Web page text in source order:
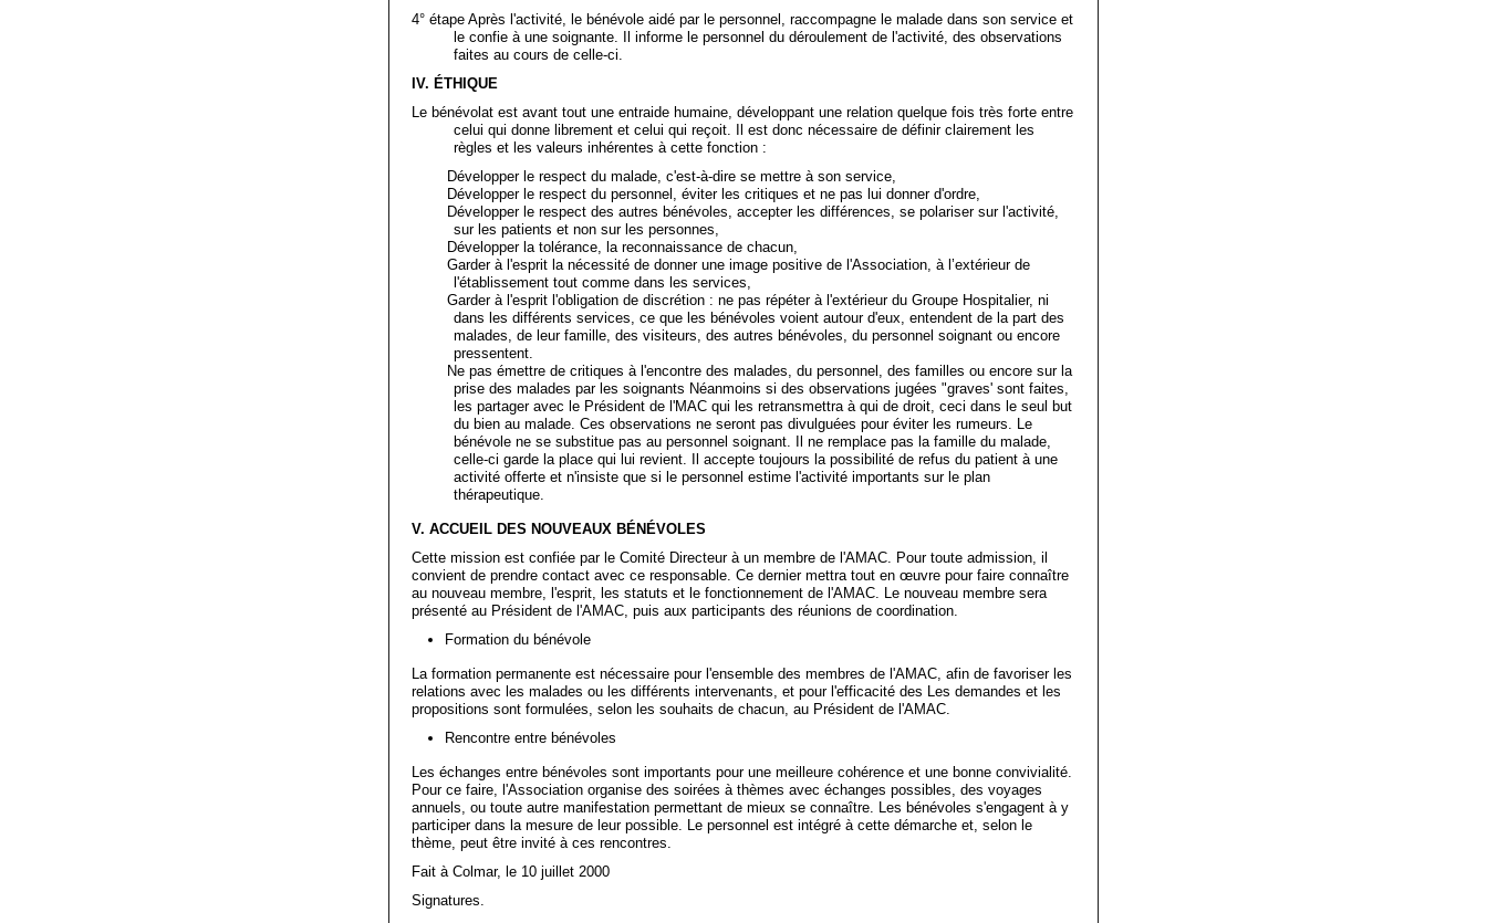
4° étape Après l'activité, le bénévole aidé par le personnel, raccompagne le malade dans son service et
le confie à une soignante. Il informe le personnel du déroulement de l'activité, des observations
faites au cours de celle-ci.
IV. ÉTHIQUE
Le bénévolat est avant tout une entraide humaine, développant une relation quelque fois très forte entre
celui qui donne librement et celui qui reçoit. Il est donc nécessaire de définir clairement les
règles et les valeurs inhérentes à cette fonction :
Développer le respect du malade, c'est-à-dire se mettre à son service,
Développer le respect du personnel, éviter les critiques et ne pas lui donner d'ordre,
Développer le respect des autres bénévoles, accepter les différences, se polariser sur l'activité,
sur les patients et non sur les personnes,
Développer la tolérance, la reconnaissance de chacun,
Garder à l'esprit la nécessité de donner une image positive de l'Association, à l’extérieur de
l'établissement tout comme dans les services,
Garder à l'esprit l'obligation de discrétion : ne pas répéter à l'extérieur du Groupe Hospitalier, ni
dans les différents services, ce que les bénévoles voient autour d'eux, entendent de la part des
malades, de leur famille, des visiteurs, des autres bénévoles, du personnel soignant ou encore
pressentent.
Ne pas émettre de critiques à l'encontre des malades, du personnel, des familles ou encore sur la
prise des malades par les soignants Néanmoins si des observations jugées "graves' sont faites,
les partager avec le Président de l'MAC qui les retransmettra à qui de droit, ceci dans le seul but
du bien au malade. Ces observations ne seront pas divulguées pour éviter les rumeurs. Le
bénévole ne se substitue pas au personnel soignant. Il ne remplace pas la famille du malade,
celle-ci garde la place qui lui revient. Il accepte toujours la possibilité de refus du patient à une
activité offerte et n'insiste que si le personnel estime l'activité importants sur le plan
thérapeutique.
V. ACCUEIL DES NOUVEAUX BÉNÉVOLES
Cette mission est confiée par le Comité Directeur à un membre de l'AMAC. Pour toute admission, il
convient de prendre contact avec ce responsable. Ce dernier mettra tout en œuvre pour faire connaître
au nouveau membre, l'esprit, les statuts et le fonctionnement de l'AMAC. Le nouveau membre sera
présenté au Président de l'AMAC, puis aux participants des réunions de coordination.
Formation du bénévole
La formation permanente est nécessaire pour l'ensemble des membres de l'AMAC, afin de favoriser les
relations avec les malades ou les différents intervenants, et pour l'efficacité des Les demandes et les
propositions sont formulées, selon les souhaits de chacun, au Président de l'AMAC.
Rencontre entre bénévoles
Les échanges entre bénévoles sont importants pour une meilleure cohérence et une bonne convivialité.
Pour ce faire, l'Association organise des soirées à thèmes avec échanges possibles, des voyages
annuels, ou toute autre manifestation permettant de mieux se connaître. Les bénévoles s'engagent à y
participer dans la mesure de leur possible. Le personnel est intégré à cette démarche et, selon le
thème, peut être invité à ces rencontres.
Fait à Colmar, le 10 juillet 2000
Signatures.